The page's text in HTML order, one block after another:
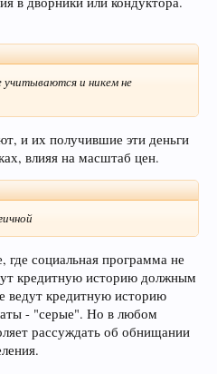
и никем не
и их получившие эти деньги
влияя на масштаб цен.
где социальная программа не
кредитную историю должным
ведут кредитную историю
- "серые". Но в любом
рассуждать об обнищании